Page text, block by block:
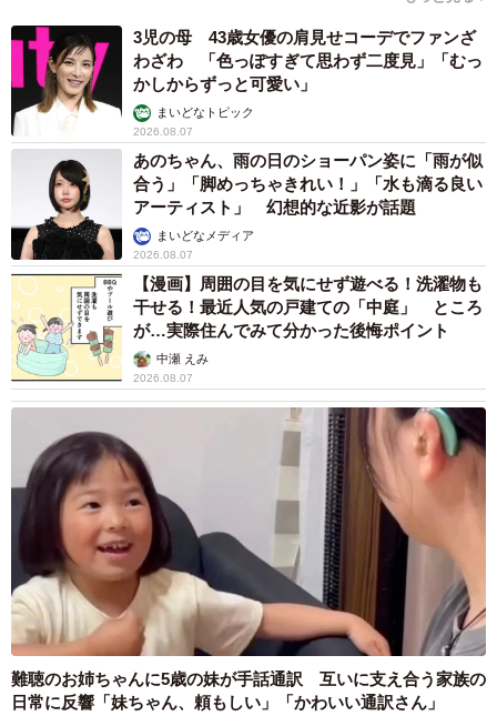
2026.08.07
猫2匹が段ボール箱の取り合いで「ポコスカ猫
パンチ」の応酬 その後の心温まる結末に「愛
～！」「おばちゃん泣きそうや…」
梨木 香奈
2026.08.07
「ちょっとババロアみたい」パートナーの誕生
日に手作りトートバッグ 完成まで1年 淡い
藍染めに漂うクラゲ よく見ると…「センスす
ごい」山岡 もと子
2026.08.07
【漫画】大学生息子の「頼れる彼氏」っぷりを
見て母は絶句 「起きなよ、遅刻するよ」っ
て…あなた毎朝私が起こしてますけど？笑
松波 穂乃圭
【お盆の帰省】既婚女性の半数以上が「日常よ
り疲れる」 気遣いや準備で深まる夫婦の温度
感ギャップ鮮明に
まいどなニュース情報部
2026.08.07
父は「エミー賞」主演男優賞の真田広之 31歳
イケメン俳優が長髪ヒゲのワイルド近影「ガチ
ヒロさんそっくり」「新たな一面もステキ」
まいどなトピック